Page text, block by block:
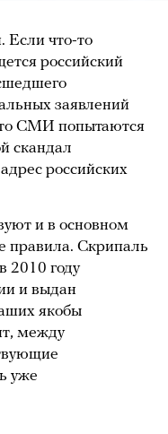
Если что-то
российский
заявлений
СМИ попытаются
скандал
российских
и в основном
правила. Скрипаль
2010 году
и выдан
якобы
между
уже